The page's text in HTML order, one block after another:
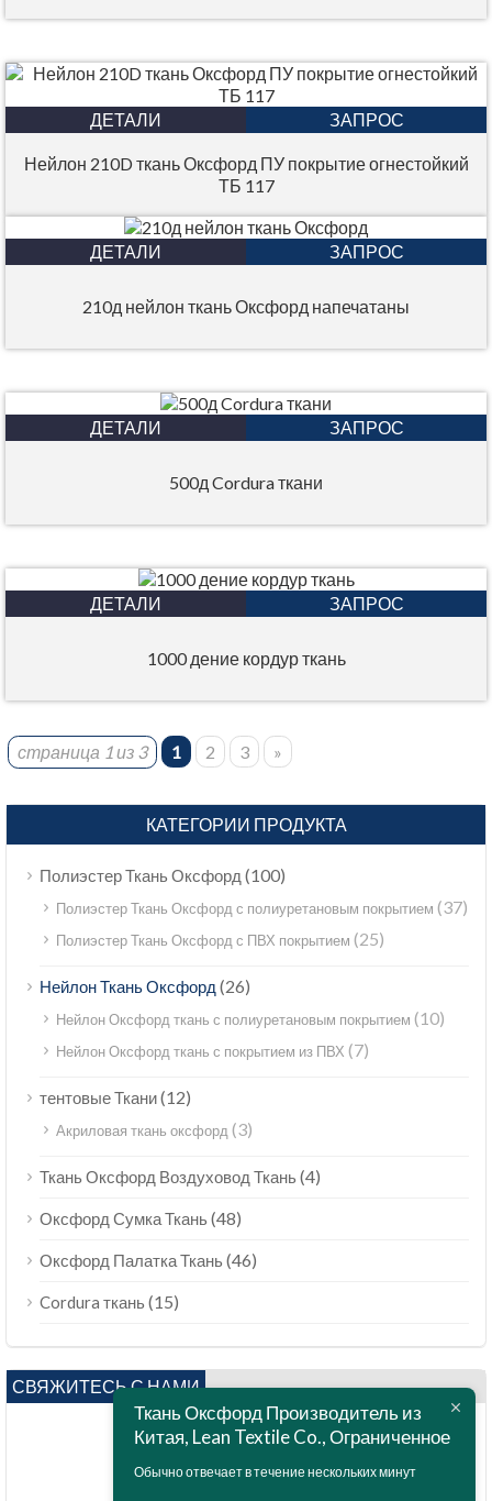
ДЕТАЛИ ЗАПРОС
Нейлон 210D ткань Оксфорд ПУ покрытие огнестойкий
ТБ 117
ДЕТАЛИ ЗАПРОС
210д нейлон ткань Оксфорд напечатаны
ДЕТАЛИ ЗАПРОС
500д Cordura ткани
ДЕТАЛИ ЗАПРОС
1000 дение кордур ткань
страница 1 из 3 1 2 3 »
КАТЕГОРИИ ПРОДУКТА
Полиэстер Ткань Оксфорд (100)
Полиэстер Ткань Оксфорд с полиуретановым покрытием (37)
Полиэстер Ткань Оксфорд с ПВХ покрытием (25)
Нейлон Ткань Оксфорд (26)
Нейлон Оксфорд ткань с полиуретановым покрытием (10)
Нейлон Оксфорд ткань с покрытием из ПВХ (7)
тентовые Ткани(12)
Акриловая ткань оксфорд(3)
Ткань Оксфорд Воздуховод Ткань(4)
Оксфорд Сумка Ткань(48)
Оксфорд Палатка Ткань(46)
Cordura ткань(15)
СВЯЖИТЕСЬ С НАМИ
Ткань Оксфорд Производитель из
Китая, Lean Textile Co., Ограниченное
Обычно отвечает в течение нескольких минут